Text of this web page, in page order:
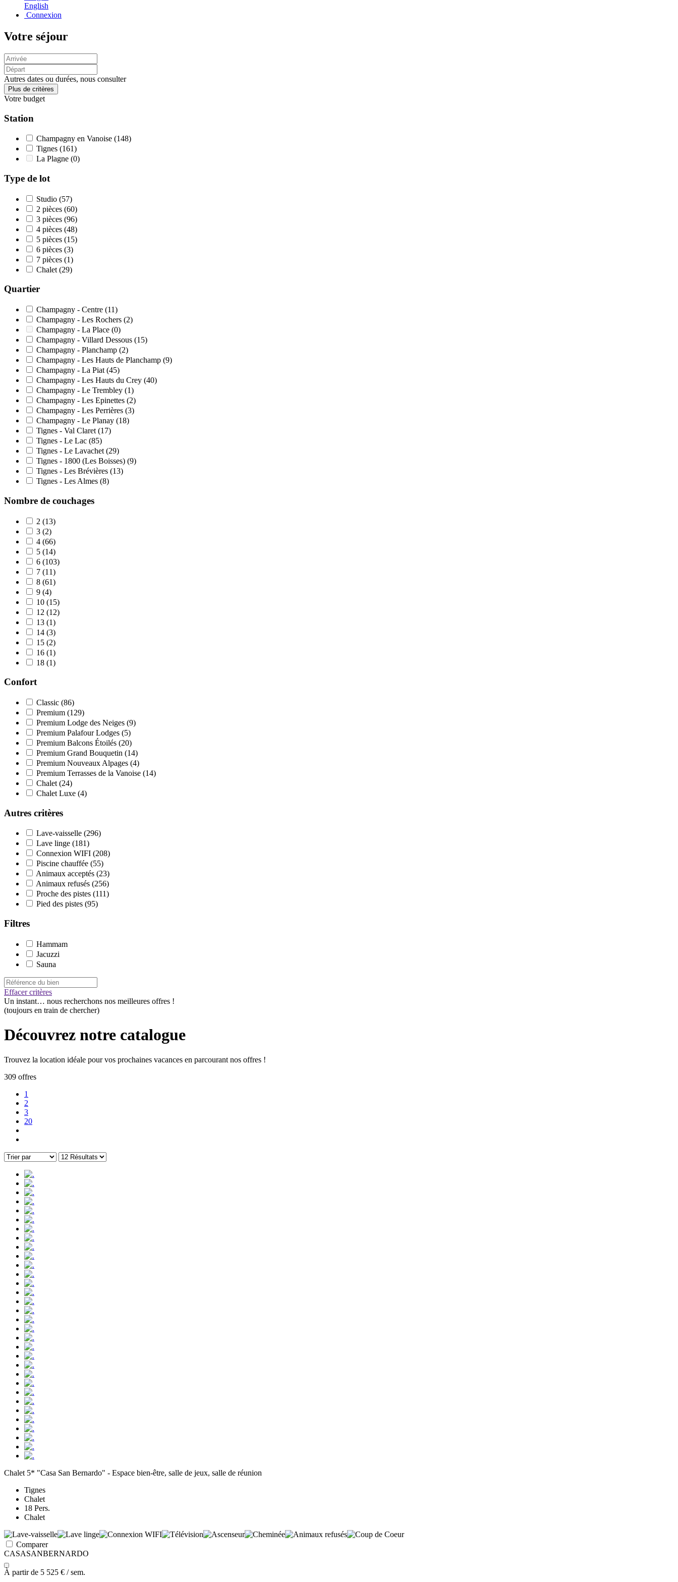
English
Connexion
Votre séjour
Autres dates ou durées, nous consulter
Plus de critères
Votre budget
Station
Champagny en Vanoise (148)
Tignes (161)
La Plagne (0)
Type de lot
Studio (57)
2 pièces (60)
3 pièces (96)
4 pièces (48)
5 pièces (15)
6 pièces (3)
7 pièces (1)
Chalet (29)
Quartier
Champagny - Centre (11)
Champagny - Les Rochers (2)
Champagny - La Place (0)
Champagny - Villard Dessous (15)
Champagny - Planchamp (2)
Champagny - Les Hauts de Planchamp (9)
Champagny - La Piat (45)
Champagny - Les Hauts du Crey (40)
Champagny - Le Trembley (1)
Champagny - Les Epinettes (2)
Champagny - Les Perrières (3)
Champagny - Le Planay (18)
Tignes - Val Claret (17)
Tignes - Le Lac (85)
Tignes - Le Lavachet (29)
Tignes - 1800 (Les Boisses) (9)
Tignes - Les Brévières (13)
Tignes - Les Almes (8)
Nombre de couchages
2 (13)
3 (2)
4 (66)
5 (14)
6 (103)
7 (11)
8 (61)
9 (4)
10 (15)
12 (12)
13 (1)
14 (3)
15 (2)
16 (1)
18 (1)
Confort
Classic (86)
Premium (129)
Premium Lodge des Neiges (9)
Premium Palafour Lodges (5)
Premium Balcons Étoilés (20)
Premium Grand Bouquetin (14)
Premium Nouveaux Alpages (4)
Premium Terrasses de la Vanoise (14)
Chalet (24)
Chalet Luxe (4)
Autres critères
Lave-vaisselle (296)
Lave linge (181)
Connexion WIFI (208)
Piscine chauffée (55)
Animaux acceptés (23)
Animaux refusés (256)
Proche des pistes (111)
Pied des pistes (95)
Filtres
Hammam
Jacuzzi
Sauna
Effacer critères
Un instant… nous recherchons nos meilleures offres !
(toujours en train de chercher)
Découvrez notre catalogue
Trouvez la location idéale pour vos prochaines vacances en parcourant nos offres !
309 offres
1
2
3
20
Chalet 5* "Casa San Bernardo" - Espace bien-être, salle de jeux, salle de réunion
Tignes
Chalet
18 Pers.
Chalet
Comparer
CASASANBERNARDO
À partir de 5 525 € / sem.